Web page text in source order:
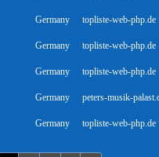
Germany topliste-web-php.de
Germany topliste-web-php.de
Germany topliste-web-php.de
Germany peters-musik-
Germany topliste-web-php.de